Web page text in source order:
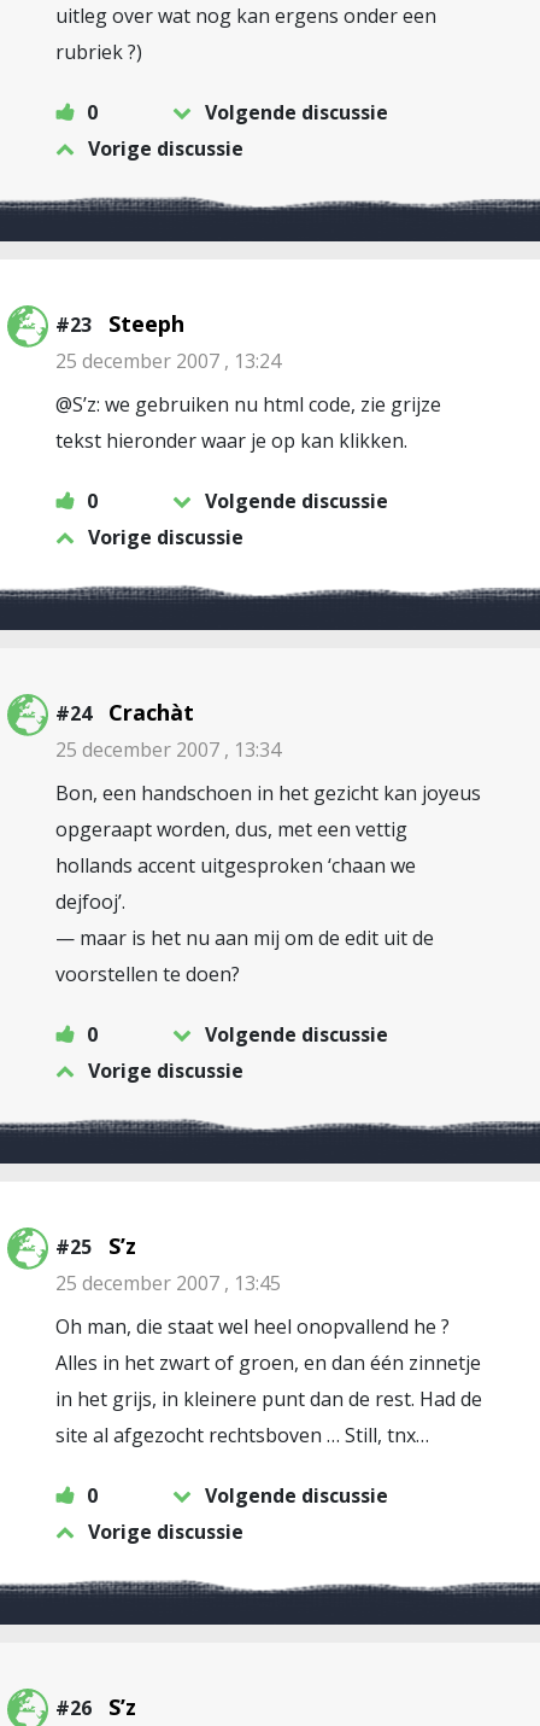
uitleg over wat nog kan ergens onder een
rubriek ?)
0
Volgende discussie
Vorige discussie
#23 Steeph
25 december 2007 , 13:24
@S’z: we gebruiken nu html code, zie grijze
tekst hieronder waar je op kan klikken.
0
Volgende discussie
Vorige discussie
#24 Crachàt
25 december 2007 , 13:34
Bon, een handschoen in het gezicht kan joyeus
opgeraapt worden, dus, met een vettig
hollands accent uitgesproken ‘chaan we
dejfooj’.
— maar is het nu aan mij om de edit uit de
voorstellen te doen?
0
Volgende discussie
Vorige discussie
#25 S’z
25 december 2007 , 13:45
Oh man, die staat wel heel onopvallend he ?
Alles in het zwart of groen, en dan één zinnetje
in het grijs, in kleinere punt dan de rest. Had de
site al afgezocht rechtsboven … Still, tnx…
0
Volgende discussie
Vorige discussie
#26 S’z